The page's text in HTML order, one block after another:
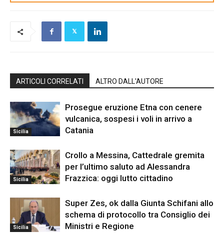
ARTICOLI CORRELATI ALTRO DALL'AUTORE
Sicilia
Prosegue eruzione Etna con cenere
vulcanica, sospesi i voli in arrivo a
Catania
Sicilia
Crollo a Messina, Cattedrale gremita
per l’ultimo saluto ad Alessandra
Frazzica: oggi lutto cittadino
Sicilia
Super Zes, ok dalla Giunta Schifani allo
schema di protocollo tra Consiglio dei
Ministri e Regione